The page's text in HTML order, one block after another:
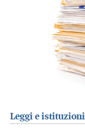
Leggi e istituzioni